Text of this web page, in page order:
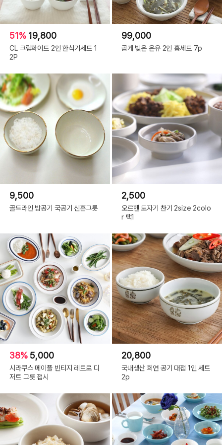
51% 19,800
CL 크림화이트 2인 한식기세트 1
2P
99,000
곱게 빚은 은유 2인 홈세트 7p
9,500
골드라인 밥공기 국공기 신혼그릇
2,500
오르헨 도자기 찬기 2size 2colo
r 택1
38% 5,000
시라쿠스 메이플 빈티지 레트로 디
저트 그릇 접시
20,800
국내생산 희연 공기 대접 1인 세트
2p